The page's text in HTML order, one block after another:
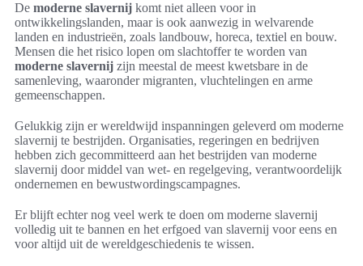
De moderne slavernij komt niet alleen voor in
ontwikkelingslanden, maar is ook aanwezig in welvarende
landen en industrieën, zoals landbouw, horeca, textiel en bouw.
Mensen die het risico lopen om slachtoffer te worden van
moderne slavernij zijn meestal de meest kwetsbare in de
samenleving, waaronder migranten, vluchtelingen en arme
gemeenschappen.
Gelukkig zijn er wereldwijd inspanningen geleverd om moderne
slavernij te bestrijden. Organisaties, regeringen en bedrijven
hebben zich gecommitteerd aan het bestrijden van moderne
slavernij door middel van wet- en regelgeving, verantwoordelijk
ondernemen en bewustwordingscampagnes.
Er blijft echter nog veel werk te doen om moderne slavernij
volledig uit te bannen en het erfgoed van slavernij voor eens en
voor altijd uit de wereldgeschiedenis te wissen.